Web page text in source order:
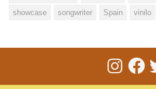
showcase
songwriter Spain vinilo